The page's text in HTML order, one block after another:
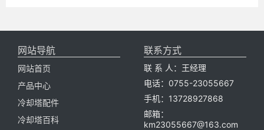
网站导航
网站首页
产品中心
冷却塔配件
冷却塔百科
联系方式
联 系 人：王经理
电话：0755-23055667
手机：13728927868
邮箱：
km23055667@163.com